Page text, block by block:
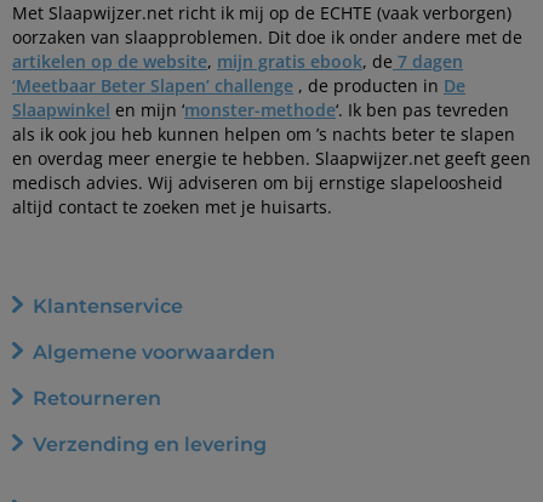
Met Slaapwijzer.net richt ik mij op de ECHTE (vaak verborgen)
oorzaken van slaapproblemen. Dit doe ik onder andere met de
artikelen op de website, mijn gratis ebook, de 7 dagen
‘Meetbaar Beter Slapen’ challenge , de producten in De
Slaapwinkel en mijn ‘monster-methode‘. Ik ben pas tevreden
als ik ook jou heb kunnen helpen om ’s nachts beter te slapen
en overdag meer energie te hebben. Slaapwijzer.net geeft geen
medisch advies. Wij adviseren om bij ernstige slapeloosheid
altijd contact te zoeken met je huisarts.
Klantenservice
Algemene voorwaarden
Retourneren
Verzending en levering